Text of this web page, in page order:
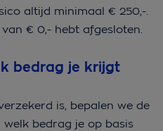
altijd minimaal € 250,-.
€ 0,- hebt afgesloten.
bedrag je krijgt
is, bepalen we de
bedrag je op basis